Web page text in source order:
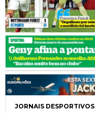
JORNAIS DESPORTIVOS